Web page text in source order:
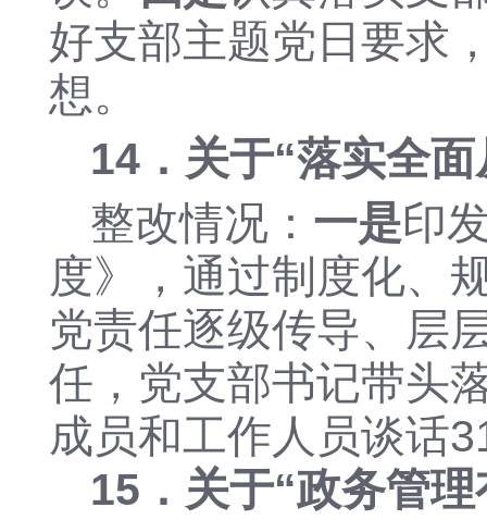
好支部主题党日要求
想。
14．关于“落实全
整改情况： 一是印
度》，通过制度化、
党责任逐级传导、层
任， 党支部书记带头
成员和工作人员谈话
15．关于“政务管